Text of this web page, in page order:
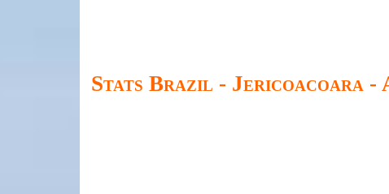
Stats Brazil - Jericoacoara -